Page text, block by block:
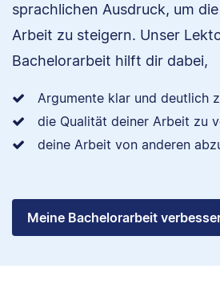
sprachlichen Ausdruck, um
Arbeit zu steigern. Unser
Bachelorarbeit hilft dir dabei,
Argumente klar und deutlich
die Qualität deiner Arbeit zu
deine Arbeit von anderen
Meine Bachelorarbeit